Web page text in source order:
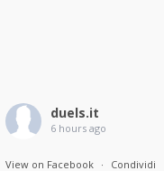
duels.it
6 hours ago
View on Facebook · Condividi